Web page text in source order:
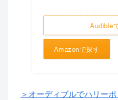
Amazonで探す
Audible
＞オーディブルでハリー